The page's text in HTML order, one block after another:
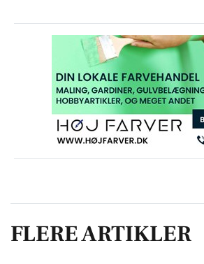
FLERE ARTIKLER